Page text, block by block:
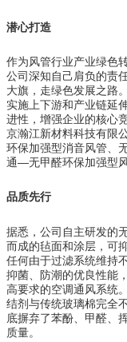
潜心打造
作为风管行业产业绿色
公司深知自己肩负的责
大旗，走绿色发展之路
实施上下游和产业链延
进性，增强企业的核心
京瀚江新材料科技有限
环保加强型消音风管、
通—无甲醛环保加强型
品质先行
据悉，公司自主研发的
而成的毡面和涂层，可
任何由于过滤系统维持
抑菌、防潮的优良性能
高要求的空调通风系统
结剂与传统玻璃棉完全
底摒弃了苯酚、甲醛、
质量。